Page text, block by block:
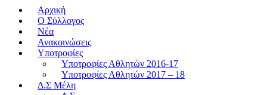
Αρχική
O Σύλλογος
Νέα
Ανακοινώσεις
Υποτροφίες
Υποτροφίες Αθλητών 2016-17
Υποτροφίες Αθλητών 2017 – 18
Δ.Σ Μέλη